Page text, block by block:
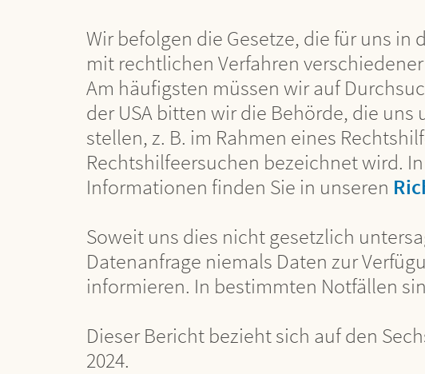
Wir befolgen die Gesetze, die für uns
mit rechtlichen Verfahren
Am häufigsten müssen wir auf
der USA bitten wir die Behörde, die
stellen, z. B. im Rahmen eines
Rechtshilfeersuchen bezeichnet wird.
Informationen finden Sie in unseren
Soweit uns dies nicht gesetzlich
Datenanfrage niemals Daten zur
informieren. In bestimmten Notfällen
Dieser Bericht bezieht sich auf den
2024.